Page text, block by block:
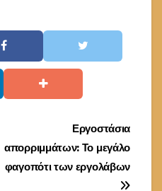
Εργοστάσια
απορριμμάτων: Το μεγάλο
φαγοπότι των εργολάβων